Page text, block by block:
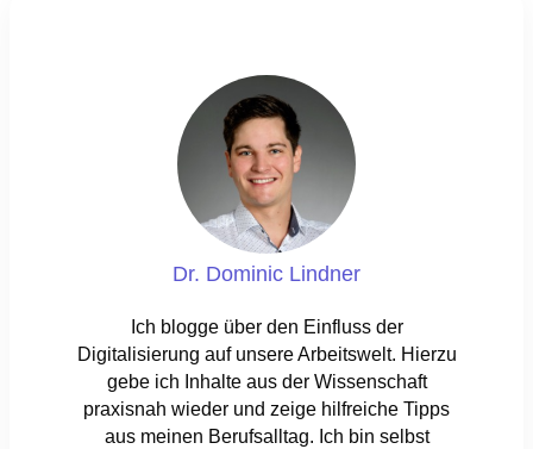
Dr. Dominic Lindner
Ich blogge über den Einfluss der
Digitalisierung auf unsere Arbeitswelt. Hierzu
gebe ich Inhalte aus der Wissenschaft
praxisnah wieder und zeige hilfreiche Tipps
aus meinen Berufsalltag. Ich bin selbst